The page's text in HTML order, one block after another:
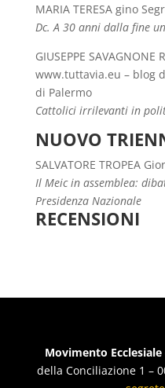
MARIA TERESA gino
Dc. A 30 anni dalla fine
GIUSEPPE
www.tuttavia.eu – blog
di Palermo
Cattolici irrilevanti in
NUOVO
SALVATORE TROPEA
Il Meic in assemblea:
Presidenza Nazionale
RECENSIONI
Movimento
della Conciliazione 1 –